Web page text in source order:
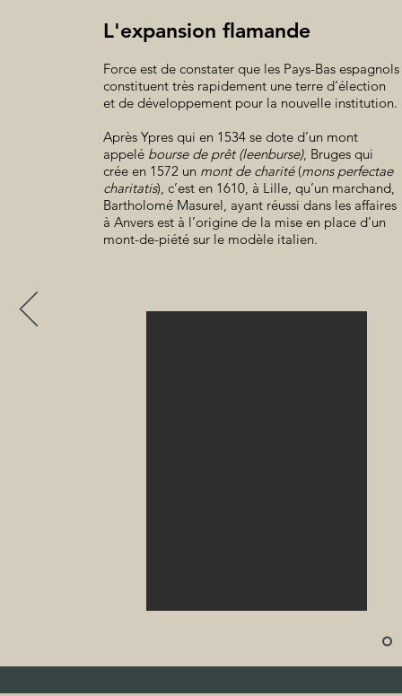
L'expansion flamande
Force est de constater que les Pays-Bas espagnols
constituent très rapidement une terre d’élection
et de développement pour la nouvelle institution.
Après Ypres qui en 1534 se dote d’un mont
appelé bourse de prêt (leenburse), Bruges qui
crée en 1572 un mont de charité(mons perfectae
charitatis), c’est en 1610, à Lille, qu’un marchand,
Bartholomé Masurel, ayant réussi dans les affaires
à Anvers est à l’origine de la mise en place d’un
mont-de-piété sur le modèle italien.